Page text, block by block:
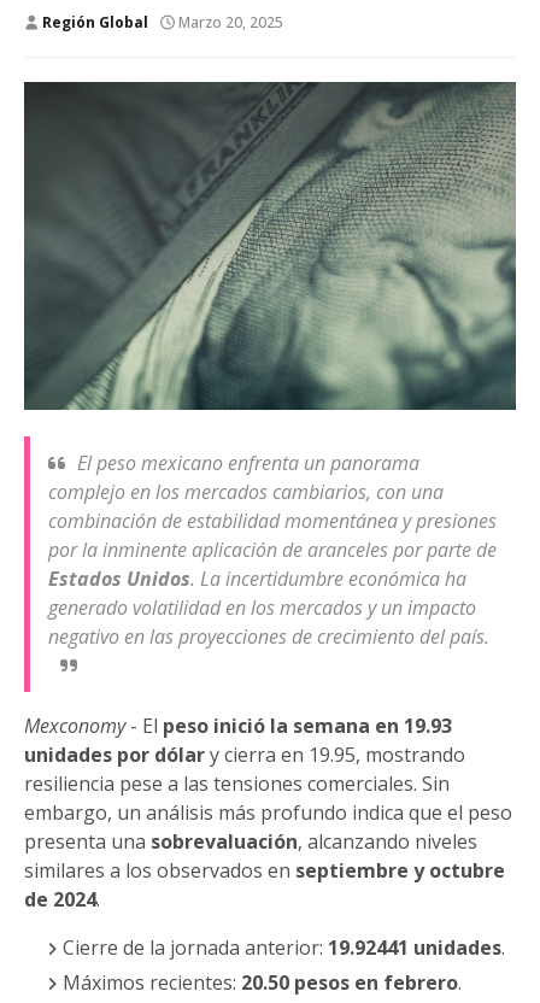
Región Global Marzo 20, 2025
El peso mexicano enfrenta un panorama
complejo en los mercados cambiarios, con una
combinación de estabilidad momentánea y presiones
por la inminente aplicación de aranceles por parte de
Estados Unidos. La incertidumbre económica ha
generado volatilidad en los mercados y un impacto
negativo en las proyecciones de crecimiento del país.
Mexconomy- El peso inició la semana en 19.93
unidades por dólary cierra en 19.95, mostrando
resiliencia pese a las tensiones comerciales. Sin
embargo, un análisis más profundo indica que el peso
presenta una sobrevaluación, alcanzando niveles
similares a los observados en septiembre y octubre
de 2024.
Cierre de la jornada anterior: 19.92441 unidades.
Máximos recientes: 20.50 pesos en febrero.